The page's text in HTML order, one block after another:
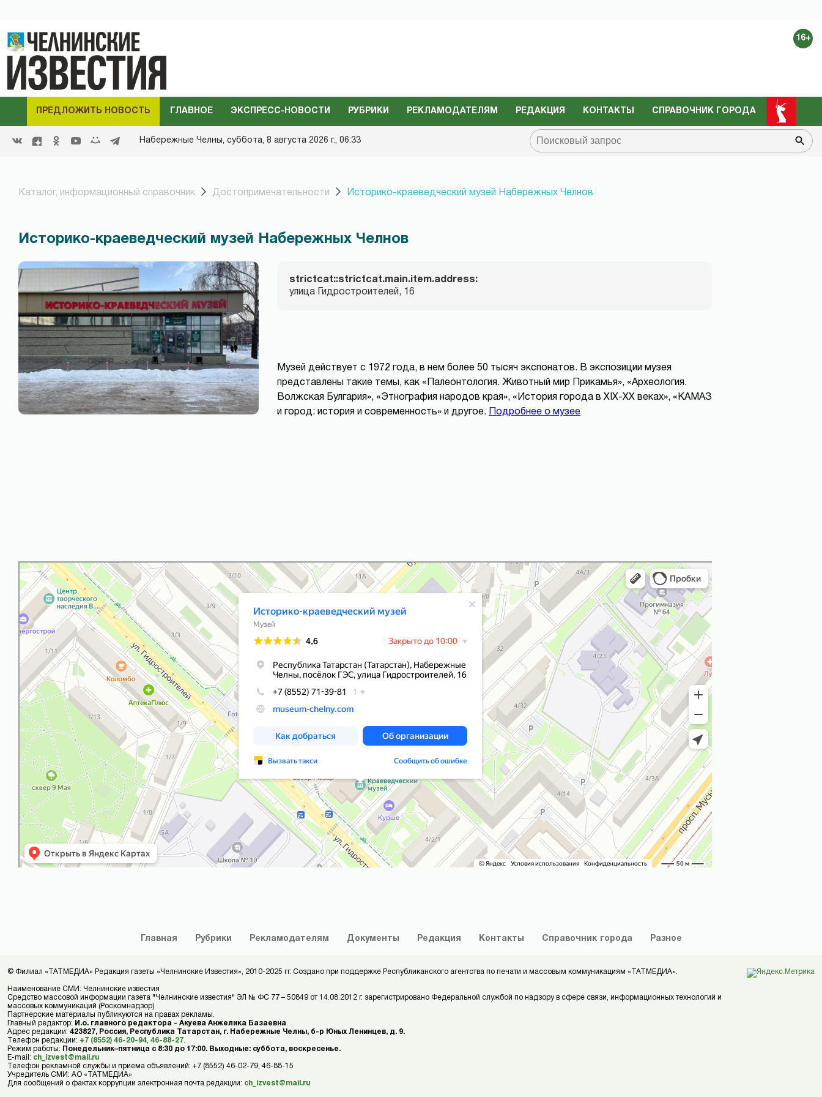
16+
ПРЕДЛОЖИТЬ НОВОСТЬ ГЛАВНОЕ ЭКСПРЕСС-НОВОСТИ РУБРИКИ РЕКЛАМОДАТЕЛЯМ РЕДАКЦИЯ КОНТАКТЫ СПРАВОЧНИК ГОРОДА
Набережные Челны, суббота, 8 августа 2026 г., 06:33
Каталог, информационный справочник Достопримечательности Историко-краеведческий музей Набережных Челнов
Историко-краеведческий музей Набережных Челнов
strictcat::strictcat.main.item.address:
улица Гидростроителей, 16
Музей действует с 1972 года, в нем более 50 тысяч экспонатов. В экспозиции музея
представлены такие темы, как «Палеонтология. Животный мир Прикамья», «Археология.
Волжская Булгария», «Этнография народов края», «История города в XIX-XX веках», «КАМАЗ
и город: история и современность» и другое.
Подробнее о музее
МАУК Историко-краеведческий музей
Музей в Набережных Челнах
Главная Рубрики Рекламодателям Документы Редакция Контакты Справочник города Разное
© Филиал «ТАТМЕДИА» Редакция газеты «Челнинские Известия», 2010-2025 гг. Создано при поддержке Республиканского агентства по печати и массовым коммуникациям «ТАТМЕДИА».
Наименование СМИ: Челнинские известия
Средство массовой информации газета "Челнинские известия" ЭЛ № ФС 77 – 50849 от 14.08.2012 г. зарегистрировано Федеральной службой по надзору в сфере связи, информационных технологий и
массовых коммуникаций (Роскомнадзор)
Партнерские материалы публикуются на правах рекламы.
Главный редактор: И.о. главного редактора - Акуева Анжелика Базаевна
Адрес редакции: 423827, Россия, Республика Татарстан, г. Набережные Челны, б-р Юных Ленинцев, д. 9.
Телефон редакции: +7 (8552) 46-20-94 46-88-27
Режим работы: Понедельник–пятница с 8:30 до 17:00. Выходные: суббота, воскресенье.
E-mail: ch_izvest@mail.ru
Телефон рекламной службы и приема объявлений: +7 (8552) 46-02-79, 46-88-15
Учредитель СМИ: АО «ТАТМЕДИА»
Для сообщений о фактах коррупции электронная почта редакции: ch_izvest@mail.ru